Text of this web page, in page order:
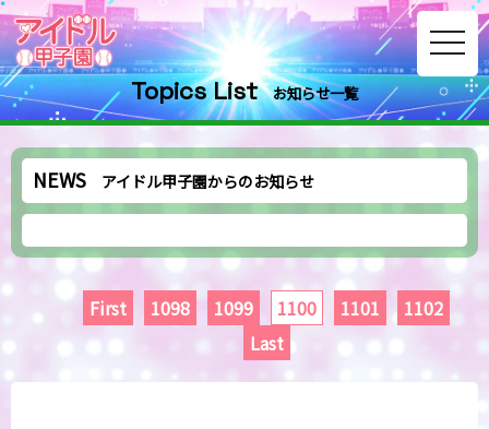
Topics List お知らせ一覧
NEWS アイドル甲子園からのお知らせ
First 1098 1099 1100 1101
1102
Last
toggle